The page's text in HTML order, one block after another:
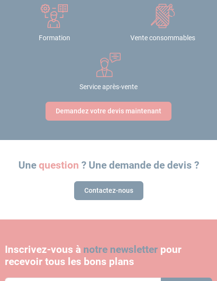
Formation Vente consommables
Service après-vente
Demandez votre devis maintenant
Une question ? Une demande de devis ?
Contactez-nous
Inscrivez-vous à notre newsletter pour
recevoir tous les bons plans